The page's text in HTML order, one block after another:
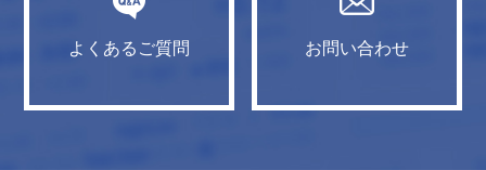
よくあるご質問 お問い合わせ